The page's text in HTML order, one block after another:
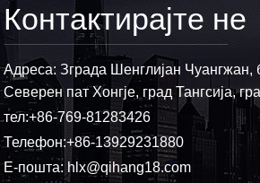
Контактирајте не
Адреса: Зграда Шенглијан Чуангжан,
Северен пат Хонгје, град Тангсија,
тел:+86-769-81283426
Телефон:+86-13929231880
Е-пошта: hlx@qihang18.com